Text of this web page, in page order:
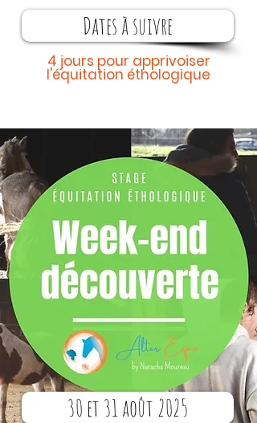
Dates à suivre
4 jours pour apprivoiser
l'équitation éthologique
30 et 31 août 2025